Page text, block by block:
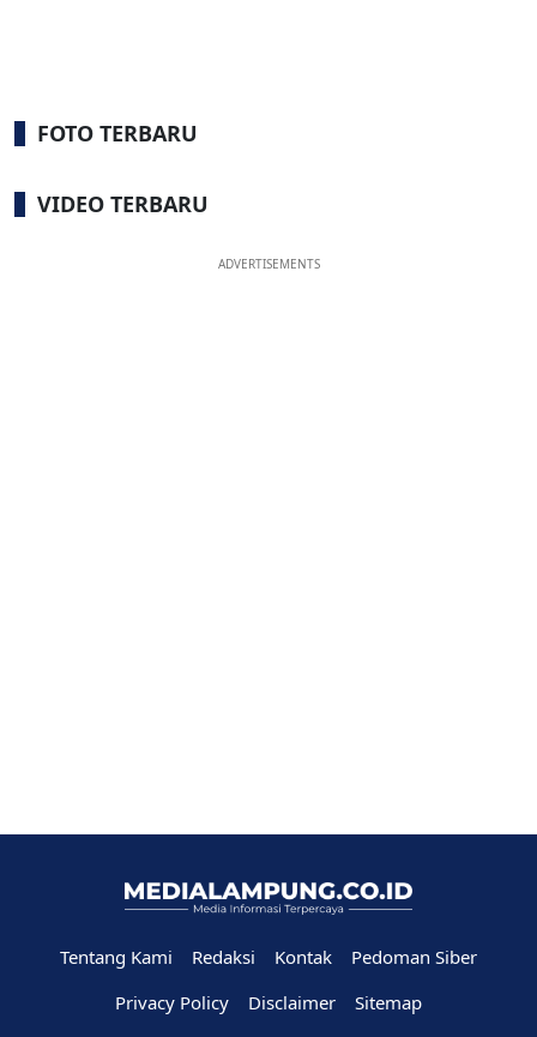
FOTO TERBARU
VIDEO TERBARU
ADVERTISEMENTS
Tentang Kami Redaksi Kontak
Pedoman Siber
Privacy Policy
Disclaimer Sitemap